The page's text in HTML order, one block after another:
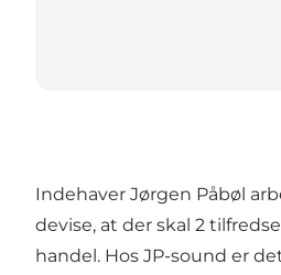
Indehaver Jørgen Påbøl
devise, at der skal 2
handel. Hos JP-sound er